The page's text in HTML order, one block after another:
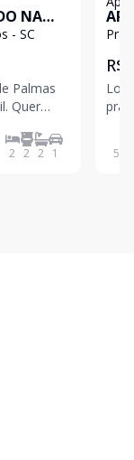
NA
- SC
Palmas
Quer
e
2 2 2 1
R$
59